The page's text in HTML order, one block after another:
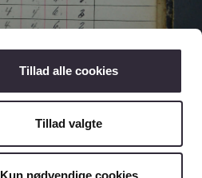
Tillad alle cookies
Tillad valgte
Kun nødvendige cookies